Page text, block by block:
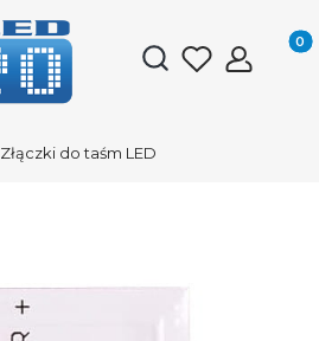
Otwórz
Złączki do taśm LED